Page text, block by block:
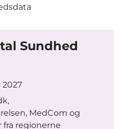
Sundhed
2027
MedCom og
fra regionerne